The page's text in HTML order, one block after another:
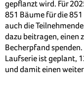
gepflanzt wird. Für
851 Bäume für die
auch die
dazu beitragen, einen
Becherpfand
Laufserie ist geplant,
und damit einen